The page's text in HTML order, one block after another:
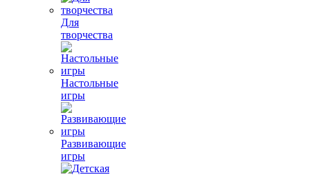
Для
творчества
Настольные
игры
Развивающие
игры